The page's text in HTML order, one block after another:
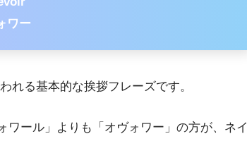
ワー
れる基本的な挨拶フレーズです。
ール」よりも「オヴォワー」の方が、ネイ